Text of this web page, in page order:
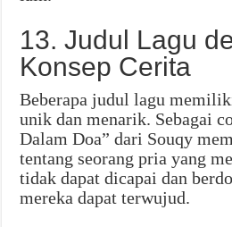
13. Judul Lagu
Konsep Cerita
Beberapa judul lagu
unik dan menarik. Sebagai
Dalam Doa” dari Souqy
tentang seorang pria yang
tidak dapat dicapai dan
mereka dapat terwujud.